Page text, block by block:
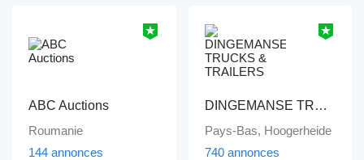
ABC Auctions
Roumanie
144 annonces
DINGEMANSE TRUCKS & TRAILERS
Pays-Bas, Hoogerheide
740 annonces